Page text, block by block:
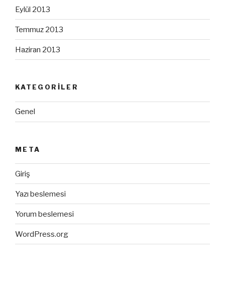
Eylül 2013
Temmuz 2013
Haziran 2013
KATEGORILER
Genel
META
Giriş
Yazı beslemesi
Yorum beslemesi
WordPress.org